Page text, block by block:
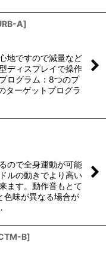
A]
地ですので減量など
ディスプレイで操作
ログラム：8つのプ
ターゲットプログラ
ので全身運動が可能
ルの動きでより高い
ます。動作音もとて
色味が異なる場合が
B]